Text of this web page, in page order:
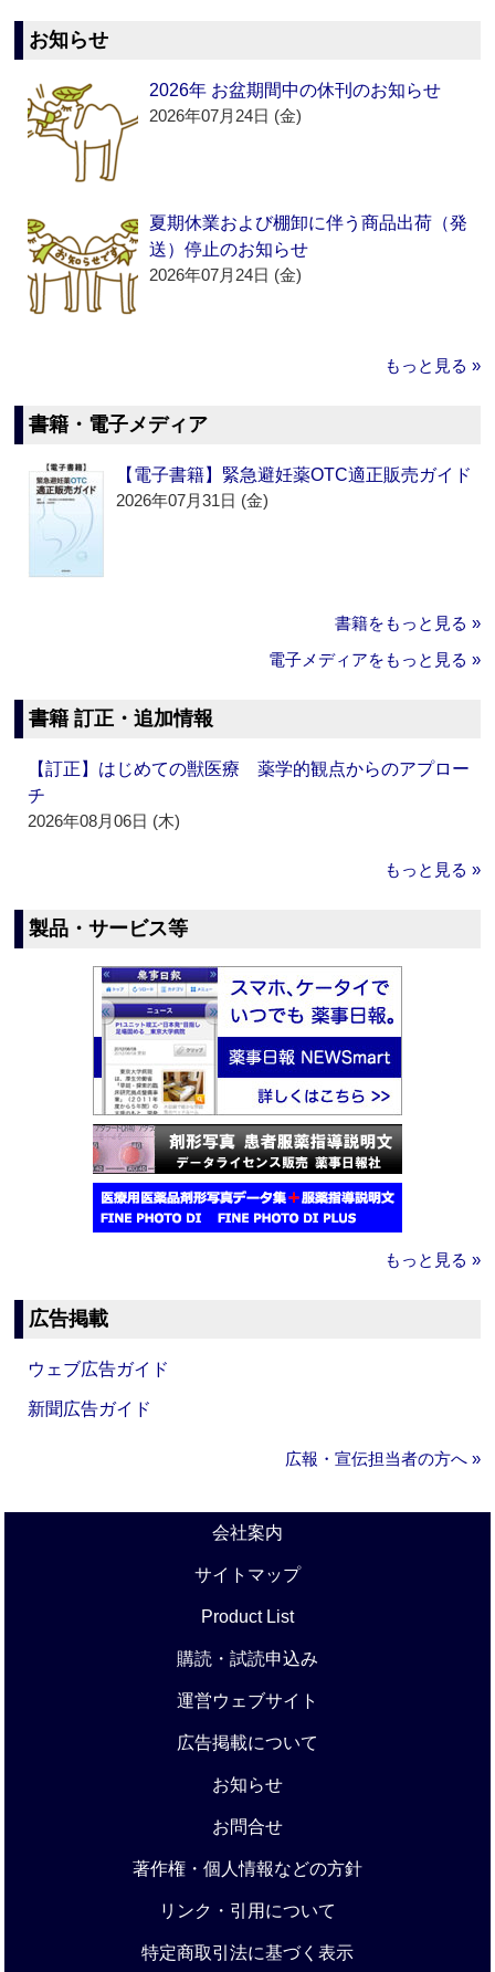
お知らせ
2026年 お盆期間中の休刊のお知らせ
2026年07月24日 (金)
夏期休業および棚卸に伴う商品出荷（発
送）停止のお知らせ
2026年07月24日 (金)
もっと見る »
書籍・電子メディア
【電子書籍】緊急避妊薬OTC適正販売ガイド
2026年07月31日 (金)
書籍をもっと見る »
電子メディアをもっと見る »
書籍 訂正・追加情報
【訂正】はじめての獣医療 薬学的観点からのアプロー
チ
2026年08月06日 (木)
もっと見る »
製品・サービス等
もっと見る »
広告掲載
ウェブ広告ガイド
新聞広告ガイド
広報・宣伝担当者の方へ »
会社案内
サイトマップ
Product List
購読・試読申込み
運営ウェブサイト
広告掲載について
お知らせ
お問合せ
著作権・個人情報などの方針
リンク・引用について
特定商取引法に基づく表示